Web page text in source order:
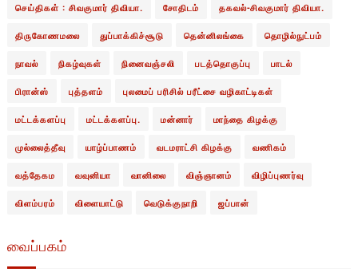
செய்திகள் : சிவகுமார் திவியா. சோதிடம் தகவல்-சிவகுமார் திவியா.
திருகோணமலை துப்பாக்கிச்சூடு தென்னிலங்கை தொழில்நுட்பம்
நாவல் நிகழ்வுகள் நினைவஞ்சலி படத்தொகுப்பு பாடல்
பிரான்ஸ் புத்தளம் புலமைப் பரிசில் பரீட்சை வழிகாட்டிகள்
மட்டக்களப்பு மட்டக்களப்பு. மன்னார் மாந்தை கிழக்கு
முல்லைத்தீவு யாழ்ப்பாணம் வடமராட்சி கிழக்கு வணிகம்
வத்தேகம வவுனியா வானிலை விஞ்ஞானம் விழிப்புணர்வு
விளம்பரம் விளையாட்டு வெடுக்குநாறி ஜப்பான்
வைப்பகம்